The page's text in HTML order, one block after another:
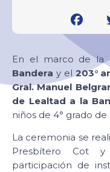
En el marco de la
Bandera y el 203°
Gral. Manuel
de Lealtad a la
niños de 4° grado de
La ceremonia se
Presbítero Cot
participación de